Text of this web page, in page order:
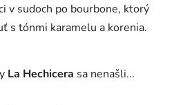
v sudoch po bourbone, ktorý
s tónmi karamelu a korenia.
La Hechicera sa nenašli...